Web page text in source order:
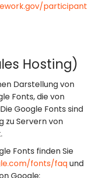
participant
Hosting)
Darstellung von
Fonts, die von
Google Fonts sind
zu Servern von
Fonts finden Sie
fonts/faqund